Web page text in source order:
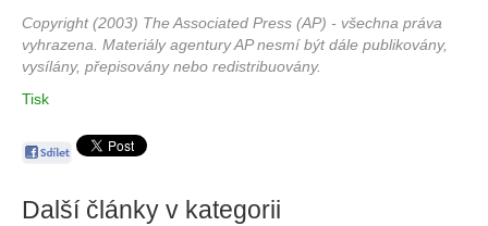
Copyright (2003) The Associated Press (AP) - všechna práva
vyhrazena. Materiály agentury AP nesmí být dále publikovány,
vysílány, přepisovány nebo redistribuovány.
Tisk
Další články v kategorii